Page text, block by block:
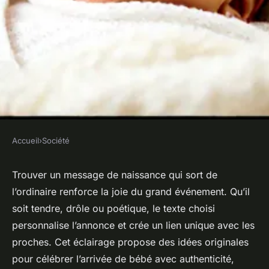
Des messages de naissance
originaux pour fêter l'arrivée
de bébé
Léonie•15 juin 2025•4 min de lecture
Accueil›Société
Trouver un message de naissance qui sort de
l’ordinaire renforce la joie du grand événement. Qu’il
soit tendre, drôle ou poétique, le texte choisi
personnalise l’annonce et crée un lien unique avec les
proches. Cet éclairage propose des idées originales
pour célébrer l’arrivée de bébé avec authenticité,